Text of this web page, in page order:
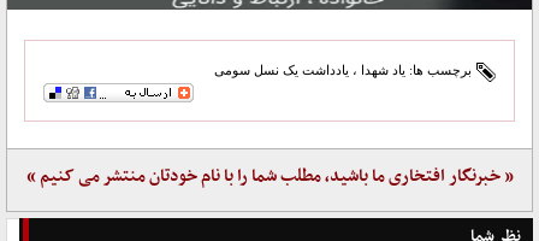
برچسب ها: یاد شهدا ، یادداشت یک نسل سومی
« خبرنگار افتخاری ما باشید، مطلب شما را با نام خودتان منتشر می کنیم »